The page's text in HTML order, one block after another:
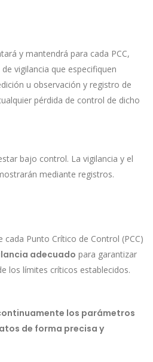
y mantendrá para cada PCC,
vigilancia que especifiquen
u observación y registro de
pérdida de control de dicho
bajo control. La vigilancia y el
mediante registros.
cada Punto Crítico de Control (PCC)
adecuado para garantizar
los límites críticos establecidos.
los parámetros
de forma precisa y